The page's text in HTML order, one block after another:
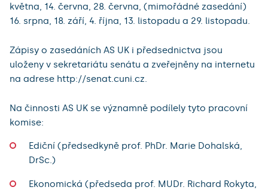
května, 14. června, 28. června, (mimořádné zasedání)
16. srpna, 18. září, 4. října, 13. listopadu a 29. listopadu.
Zápisy o zasedáních AS UK i předsednictva jsou
uloženy v sekretariátu senátu a zveřejněny na internetu
na adrese http://senat.cuni.cz.
Na činnosti AS UK se významně podílely tyto pracovní
komise:
Ediční (předsedkyně prof. PhDr. Marie Dohalská,
DrSc.)
Ekonomická (předseda prof. MUDr. Richard Rokyta,